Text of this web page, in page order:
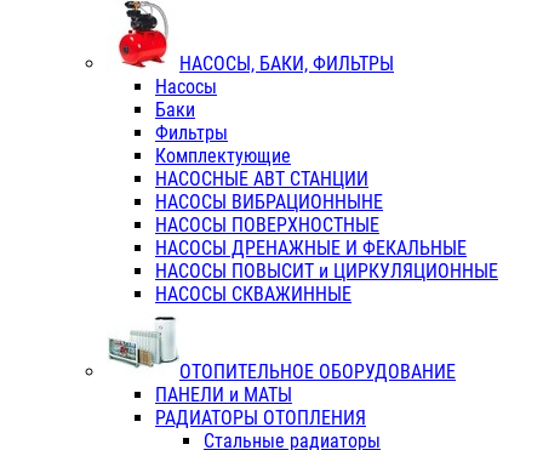
НАСОСЫ, БАКИ, ФИЛЬТРЫ
Насосы
Баки
Фильтры
Комплектующие
НАСОСНЫЕ АВТ СТАНЦИИ
НАСОСЫ ВИБРАЦИОННЫНЕ
НАСОСЫ ПОВЕРХНОСТНЫЕ
НАСОСЫ ДРЕНАЖНЫЕ И ФЕКАЛЬНЫЕ
НАСОСЫ ПОВЫСИТ и ЦИРКУЛЯЦИОННЫЕ
НАСОСЫ СКВАЖИННЫЕ
ОТОПИТЕЛЬНОЕ ОБОРУДОВАНИЕ
ПАНЕЛИ и МАТЫ
РАДИАТОРЫ ОТОПЛЕНИЯ
Стальные радиаторы